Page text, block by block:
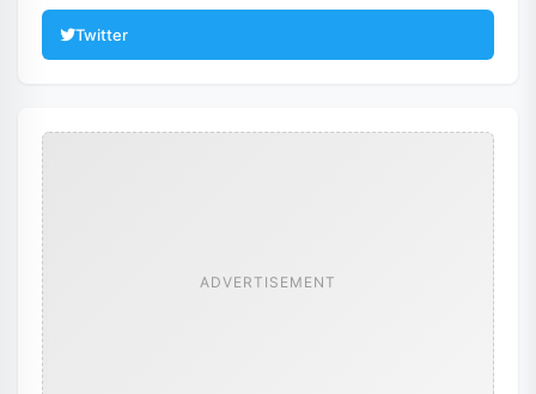
Twitter
ADVERTISEMENT